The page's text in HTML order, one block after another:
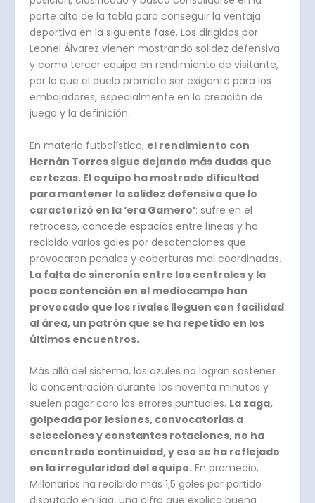
parte alta de la tabla para conseguir la ventaja
deportiva en la siguiente fase. Los dirigidos por
Leonel Álvarez vienen mostrando solidez defensiva
y como tercer equipo en rendimiento de visitante,
por lo que el duelo promete ser exigente para los
embajadores, especialmente en la creación de
juego y la definición.
En materia futbolística, el rendimiento con
Hernán Torres sigue dejando más dudas que
certezas. El equipo ha mostrado dificultad
para mantener la solidez defensiva que lo
caracterizó en la ‘era Gamero’: sufre en el
retroceso, concede espacios entre líneas y ha
recibido varios goles por desatenciones que
provocaron penales y coberturas mal coordinadas.
La falta de sincronía entre los centrales y la
poca contención en el mediocampo han
provocado que los rivales lleguen con facilidad
al área, un patrón que se ha repetido en los
últimos encuentros.
Más allá del sistema, los azules no logran sostener
la concentración durante los noventa minutos y
suelen pagar caro los errores puntuales. La zaga,
golpeada por lesiones, convocatorias a
selecciones y constantes rotaciones, no ha
encontrado continuidad, y eso se ha reflejado
en la irregularidad del equipo. En promedio,
Millonarios ha recibido más 1,5 goles por partido